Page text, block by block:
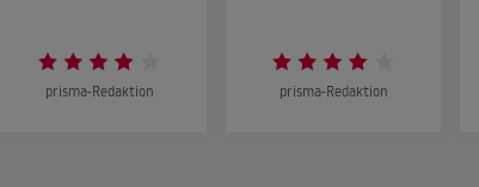
prisma-Redaktion prisma-Redaktion